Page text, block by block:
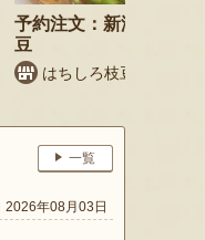
予約注文：新潟産 枝豆
豆
はちしろ枝豆農園
一覧
2026年08月03日